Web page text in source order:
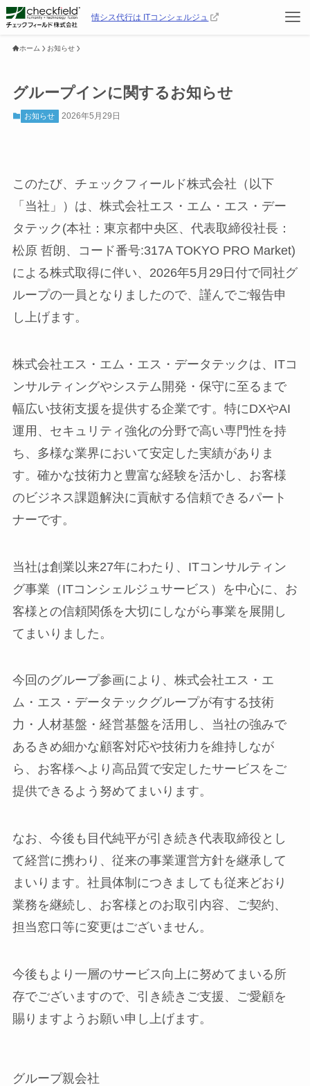
情シス代行は ITコンシェルジュ
ホーム お知らせ
グループインに関するお知らせ
お知らせ 2026年5月29日
このたび、チェックフィールド株式会社（以下
「当社」）は、株式会社エス・エム・エス・デー
タテック(本社：東京都中央区、代表取締役社長：
松原 哲朗、コード番号:317A TOKYO PRO Market)
による株式取得に伴い、2026年5月29日付で同社グ
ループの一員となりましたので、謹んでご報告申
し上げます。
株式会社エス・エム・エス・データテックは、ITコ
ンサルティングやシステム開発・保守に至るまで
幅広い技術支援を提供する企業です。特にDXやAI
運用、セキュリティ強化の分野で高い専門性を持
ち、多様な業界において安定した実績がありま
す。確かな技術力と豊富な経験を活かし、お客様
のビジネス課題解決に貢献する信頼できるパート
ナーです。
当社は創業以来27年にわたり、ITコンサルティン
グ事業（ITコンシェルジュサービス）を中心に、お
客様との信頼関係を大切にしながら事業を展開し
てまいりました。
今回のグループ参画により、株式会社エス・エ
ム・エス・データテックグループが有する技術
力・人材基盤・経営基盤を活用し、当社の強みで
あるきめ細かな顧客対応や技術力を維持しなが
ら、お客様へより高品質で安定したサービスをご
提供できるよう努めてまいります。
なお、今後も目代純平が引き続き代表取締役とし
て経営に携わり、従来の事業運営方針を継承して
まいります。社員体制につきましても従来どおり
業務を継続し、お客様とのお取引内容、ご契約、
担当窓口等に変更はございません。
今後もより一層のサービス向上に努めてまいる所
存でございますので、引き続きご支援、ご愛顧を
賜りますようお願い申し上げます。
グループ親会社